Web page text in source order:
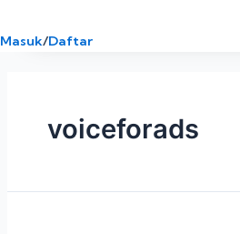
Masuk/Daftar
voiceforads